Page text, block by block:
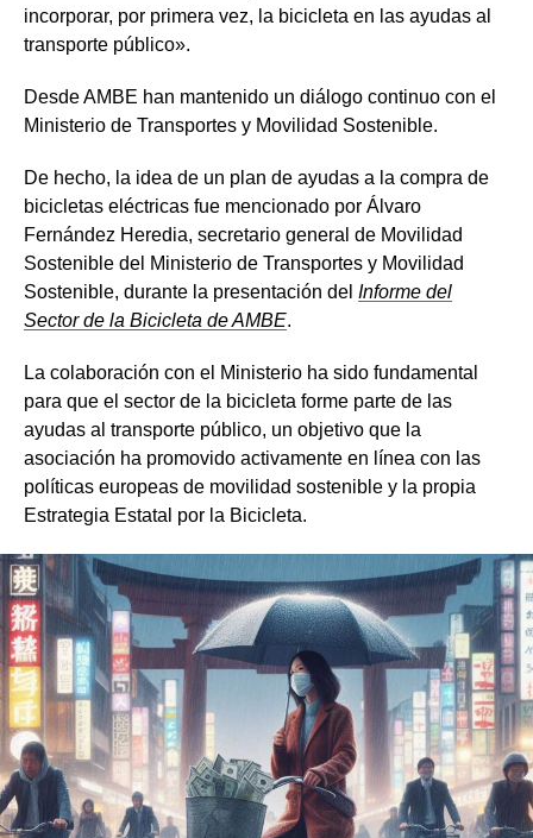
incorporar, por primera vez, la bicicleta en las ayudas al
transporte público».
Desde AMBE han mantenido un diálogo continuo con el
Ministerio de Transportes y Movilidad Sostenible.
De hecho, la idea de un plan de ayudas a la compra de
bicicletas eléctricas fue mencionado por Álvaro
Fernández Heredia, secretario general de Movilidad
Sostenible del Ministerio de Transportes y Movilidad
Sostenible, durante la presentación del Informe del
Sector de la Bicicleta de AMBE.
La colaboración con el Ministerio ha sido fundamental
para que el sector de la bicicleta forme parte de las
ayudas al transporte público, un objetivo que la
asociación ha promovido activamente en línea con las
políticas europeas de movilidad sostenible y la propia
Estrategia Estatal por la Bicicleta.